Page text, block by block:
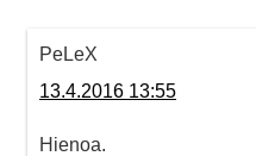
PeLeX
13.4.2016 13:55
Hienoa.